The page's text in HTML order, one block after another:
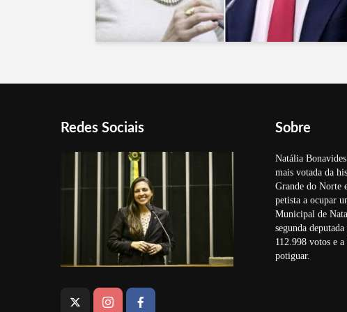
Redes Sociais Sobre
Natália
mais votada da
Grande do Norte
petista a ocupar
Municipal de
segunda
112.998 votos e
potiguar.